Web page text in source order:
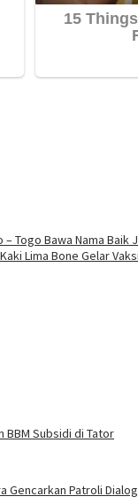
Togo Bawa Nama Baik
Lima Bone Gelar
BBM Subsidi di Tator
Patroli